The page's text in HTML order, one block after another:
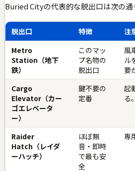
Buried Cityの代表的な脱出口は次の通
脱出口 特徴
注
Metro
Station（地下
鉄）
このマッ
プ名物の
脱出口
風
ル
要
Cargo
Elevator（カー
ゴエレベータ
ー）
鍵不要の
定番
起
る
Raider
Hatch（レイダ
ーハッチ）
ほぼ無
音・即時
で最も安
全
専